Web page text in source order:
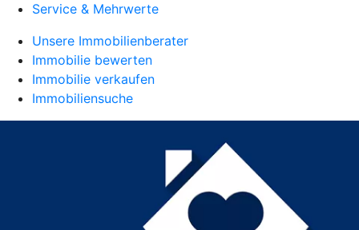
Service & Mehrwerte
Unsere Immobilienberater
Immobilie bewerten
Immobilie verkaufen
Immobiliensuche